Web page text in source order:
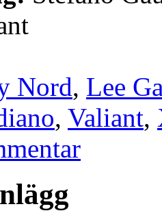
Nord, Lee
, Valiant,